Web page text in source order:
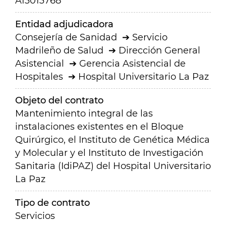
Entidad adjudicadora
Consejería de Sanidad
Servicio
Madrileño de Salud
Dirección General
Asistencial
Gerencia Asistencial de
Hospitales
Hospital Universitario La Paz
Objeto del contrato
Mantenimiento integral de las
instalaciones existentes en el Bloque
Quirúrgico, el Instituto de Genética Médica
y Molecular y el Instituto de Investigación
Sanitaria (IdiPAZ) del Hospital Universitario
La Paz
Tipo de contrato
Servicios